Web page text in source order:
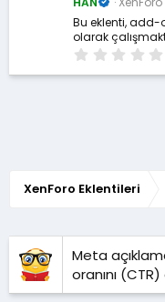
ı
Bu eklenti, add-
olarak
XenForo Eklentileri
Meta
oranını